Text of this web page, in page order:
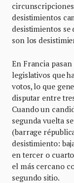
desistimientos
desistimientos se
son los
En Francia
legislativos que
votos, lo que
disputar entre
Cuando un
segunda vuelta
(barrage
desistimiento:
en tercer o
el más cercano
segundo sitio.